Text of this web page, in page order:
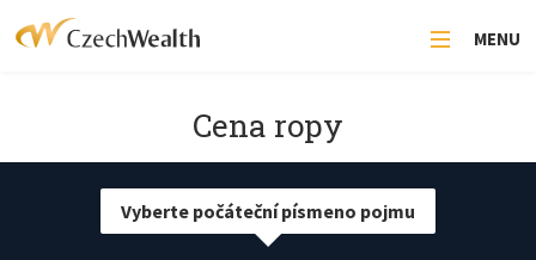
MENU
Cena ropy
Vyberte počáteční písmeno pojmu